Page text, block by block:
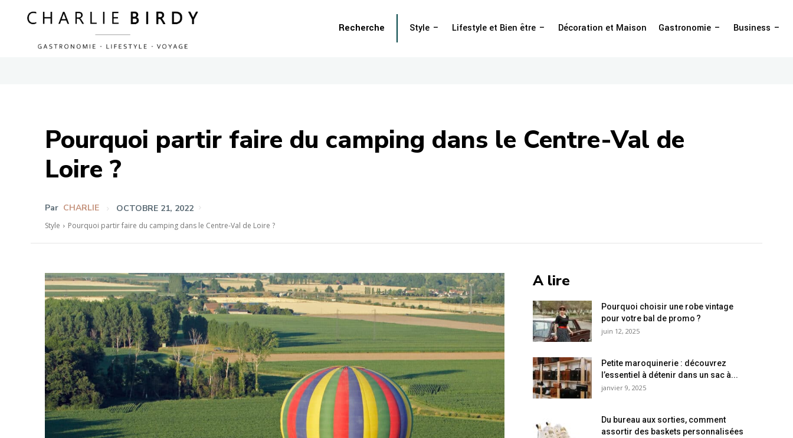
Style Lifestyle et Bien être Décoration et Maison Gastronomie Business
Recherche
Pourquoi partir faire du camping dans le Centre-Val de
Loire ?
Par CHARLIE OCTOBRE 21, 2022
Style Pourquoi partir faire du camping dans le Centre-Val de Loire ?
A lire
Pourquoi choisir une robe vintage
pour votre bal de promo ?
juin 12, 2025
Petite maroquinerie : découvrez
l’essentiel à détenir dans un sac à...
janvier 9, 2025
Du bureau aux sorties, comment
assortir des baskets personnalisées